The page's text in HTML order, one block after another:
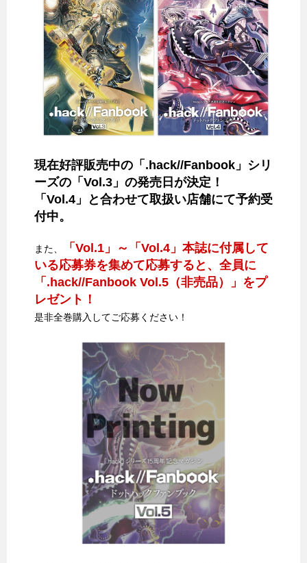
現在好評販売中の「.hack//Fanbook」シリ
ーズの「Vol.3」の発売日が決定！
「Vol.4」と合わせて取扱い店舗にて予約受
付中。
また、
「Vol.1」～「Vol.4」本誌に付属して
いる応募券を集めて応募すると、全員に
「.hack//Fanbook Vol.5（非売品）」をプ
レゼント！
是非全巻購入してご応募ください！